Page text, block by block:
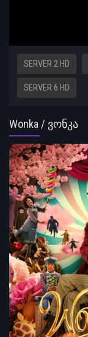
SERVER 2 HD
SERVER 6 HD
Wonka / ვონკა